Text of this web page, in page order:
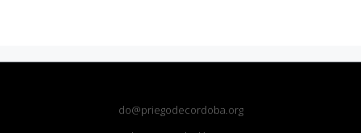
do@priegodecordoba.org